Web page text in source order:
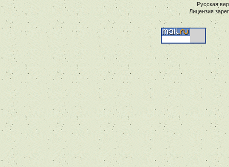
Русская
Лицензия